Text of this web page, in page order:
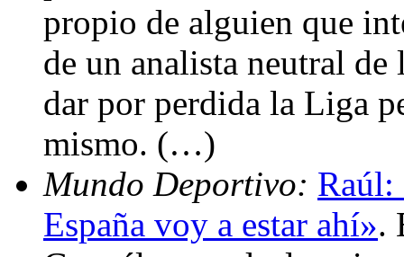
propio de alguien que
de un analista neutral de
dar por perdida la Liga
mismo. (…)
Mundo Deportivo: Raúl:
España voy a estar ahí».